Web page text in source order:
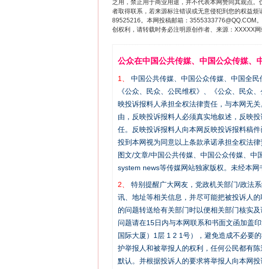
之用，禁止用于商业用途，并不代表本网赞同其观点
者取得联系，若来源标注错误或无意侵犯到您的权益
89525216。本网投稿邮箱：3555333776@QQ.COM
创权利，请转载时务必注明原创作者、来源：XXXXX网
公众在中国公共传媒、中国公众传媒、
1、
中国公共传媒、中国公众传媒、中国全
《公众、民众、公民维权》、《公众、民众
映投诉报料人承担全权法律责任，与本网无
由，反映投诉报料人必须真实地叙述，反映
任。反映投诉报料人向本网反映投诉报料稿
投到本网视为同意以上条款承诺承担全权法
图文/文章/中国公共传媒、中国公众传媒、
system news等传媒网站独家版权。未经本
2、
特别提醒广大网友，党政机关部门/政法
讯、地址等相关信息，并尽可能把被投诉人
的问题转送给有关部门时以便相关部门核实
问题请在15日内与本网联系和书面文函加盖
国际大厦）1层 1 2 1号），避免造成不必要
护举报人和被举报人的权利，任何公民都有
默认。并根据投诉人的要求将举报人向本网